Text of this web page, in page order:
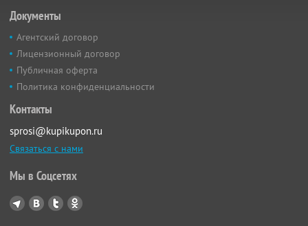
Документы
Агентский договор
Лицензионный договор
Публичная оферта
Политика конфиденциальности
Контакты
sprosi@kupikupon.ru
Связаться с нами
Мы в Соцсетях